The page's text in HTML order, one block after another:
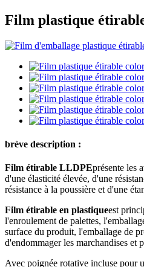
Film plastique
brève description :
Film étirable LLDPEprésente les
d'une élasticité élevée, d'une
résistance à la poussière et d'une
Film étirable en plastiqueest
l'enroulement de palettes,
surface du produit, l'emballage de
d'endommager les marchandises et
Avec poignée rotative incluse pour